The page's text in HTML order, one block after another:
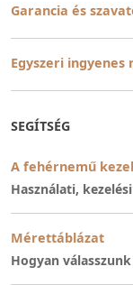
Garancia és
Egyszeri ingyenes
SEGÍTSÉG
A fehérnemű
Használati,
Mérettáblázat
Hogyan